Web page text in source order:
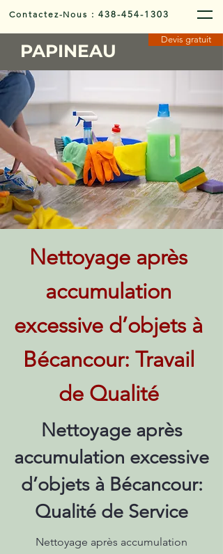
Contactez-Nous :438-454-1303
PAPINEAU
Devis gratuit
Nettoyage après
accumulation
excessive d’objets à
Bécancour: Travail
de Qualité
Nettoyage après
accumulation excessive
d’objets à Bécancour:
Qualité de Service
Nettoyage après accumulation